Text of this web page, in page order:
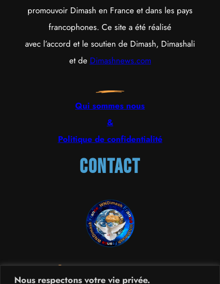
Nous respectons votre vie privée.
promouvoir Dimash en France et dans les pays
francophones. Ce site a été réalisé
avec l’accord et le soutien de Dimash, Dimashali
et de Dimashnews.com
Qui sommes nous
&
Politique de confidentialité
Contact